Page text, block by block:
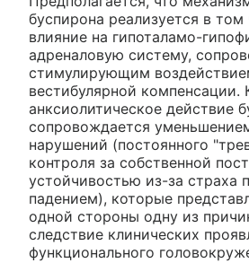
буспирона реализуется в том
влияние на гипоталамо-
адреналовую систему,
стимулирующим
вестибулярной компенсации.
анксиолитическое действие
сопровождается
нарушений (постоянного
контроля за собственной
устойчивостью из-за страха
падением), которые
одной стороны одну из
следствие клинических
функционального